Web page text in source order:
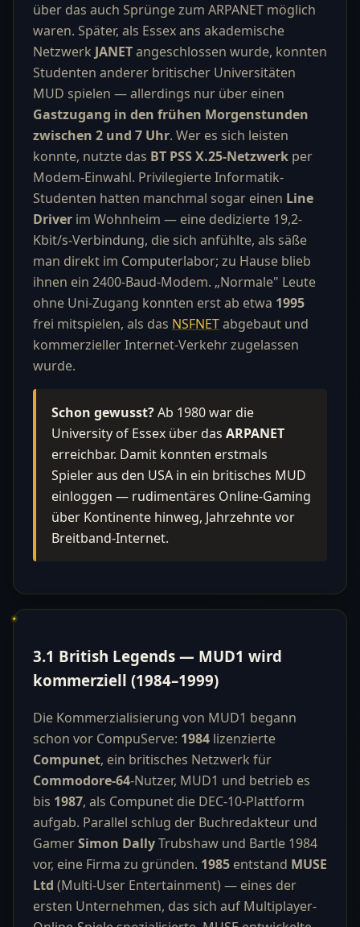
über das auch Sprünge zum ARPANET möglich
waren. Später, als Essex ans akademische
Netzwerk JANETangeschlossen wurde, konnten
Studenten anderer britischer Universitäten
MUD spielen — allerdings nur über einen
Gastzugang in den frühen Morgenstunden
zwischen 2 und 7 Uhr. Wer es sich leisten
konnte, nutzte das BT PSS X.25-Netzwerk per
Modem-Einwahl. Privilegierte Informatik-
Studenten hatten manchmal sogar einen Line
Driver im Wohnheim — eine dedizierte 19,2-
Kbit/s-Verbindung, die sich anfühlte, als säße
man direkt im Computerlabor; zu Hause blieb
ihnen ein 2400-Baud-Modem. „Normale" Leute
ohne Uni-Zugang konnten erst ab etwa 1995
frei mitspielen, als das NSFNETabgebaut und
kommerzieller Internet-Verkehr zugelassen
wurde.
Schon gewusst?Ab 1980 war die
University of Essex über dasARPANET
erreichbar. Damit konnten erstmals
Spieler aus den USA in ein britisches MUD
einloggen — rudimentäres Online-Gaming
über Kontinente hinweg, Jahrzehnte vor
Breitband-Internet.
3.1 British Legends — MUD1 wird
kommerziell (1984–1999)
Die Kommerzialisierung von MUD1 begann
schon vor CompuServe: 1984 lizenzierte
Compunet, ein britisches Netzwerk für
Commodore-64-Nutzer, MUD1 und betrieb es
bis 1987, als Compunet die DEC-10-Plattform
aufgab. Parallel schlug der Buchredakteur und
GamerSimon DallyTrubshaw und Bartle 1984
vor, eine Firma zu gründen. 1985 entstand MUSE
Ltd (Multi-User Entertainment) — eines der
ersten Unternehmen, das sich auf Multiplayer-